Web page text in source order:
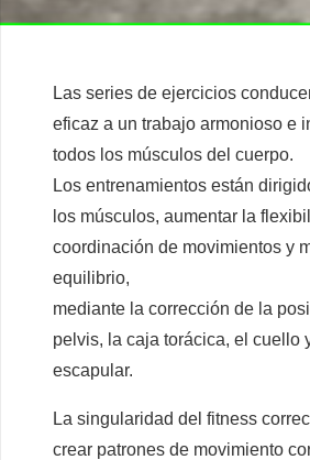
Las series de ejercicios
eficaz a un trabajo armonioso e
todos los músculos del cuerpo.
Los entrenamientos están
los músculos, aumentar la
coordinación de movimientos y
equilibrio,
mediante la corrección de la
pelvis, la caja torácica, el cuello
escapular.
La singularidad del fitness
crear patrones de movimiento